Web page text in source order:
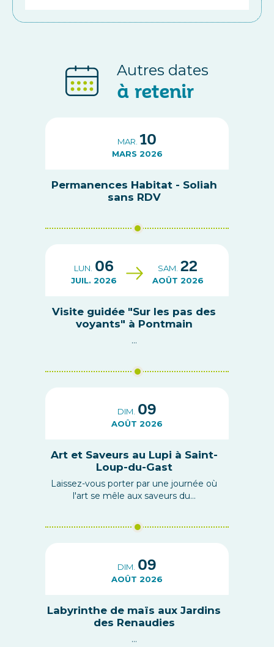
Autres dates
à retenir
MAR. 10
MARS 2026
Permanences Habitat - Soliah
sans RDV
LUN. 06
JUIL. 2026
SAM. 22
AOÛT 2026
Visite guidée "Sur les pas des
voyants" à Pontmain
...
DIM. 09
AOÛT 2026
Art et Saveurs au Lupi à Saint-
Loup-du-Gast
Laissez-vous porter par une journée où
l'art se mêle aux saveurs du...
DIM. 09
AOÛT 2026
Labyrinthe de maïs aux Jardins
des Renaudies
...